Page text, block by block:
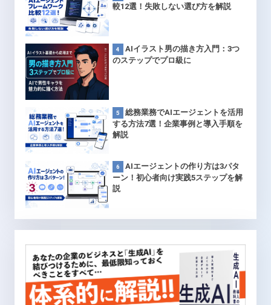
較12選！失敗しない選び方を解説
AIイラスト男の描き方入門：3つ
のステップでプロ級に
総務業務でAIエージェントを活用
する方法7選！企業事例と導入手順を
解説
AIエージェントの作り方は3パタ
ーン！初心者向け実践5ステップを解
説